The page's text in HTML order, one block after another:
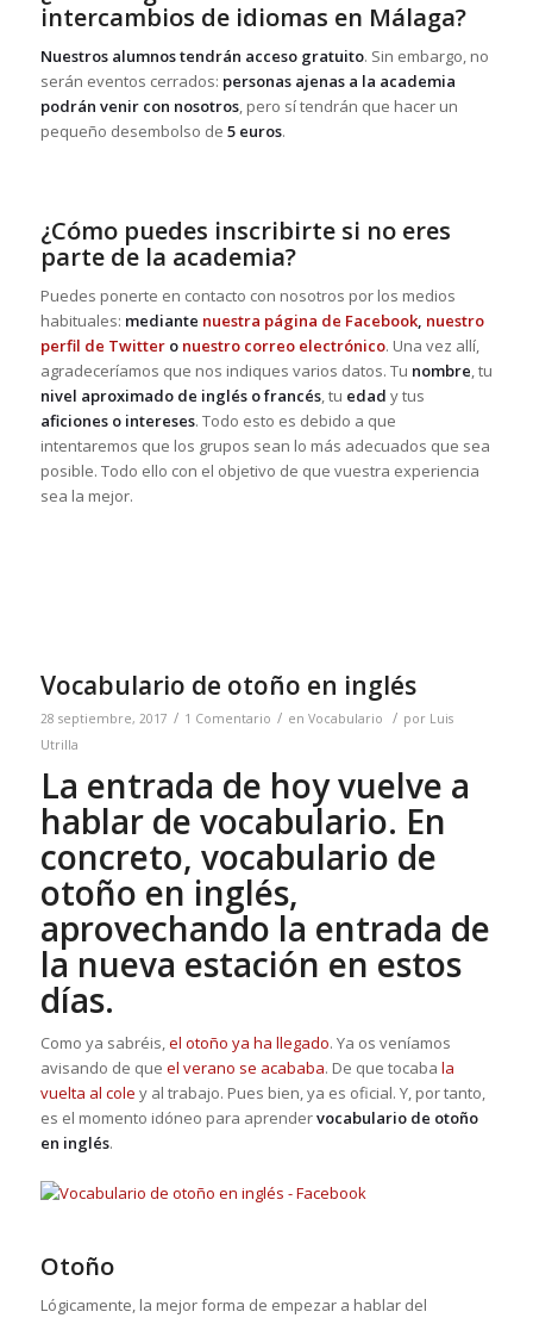
intercambios de idiomas en Málaga?
Nuestros alumnos tendrán acceso gratuito. Sin embargo, no
serán eventos cerrados: personas ajenas a la academia
podrán venir con nosotros, pero sí tendrán que hacer un
pequeño desembolso de 5 euros.
¿Cómo puedes inscribirte si no eres
parte de la academia?
Puedes ponerte en contacto con nosotros por los medios
habituales: mediante nuestra página de Facebook, nuestro
perfil de Twittero nuestro correo electrónico. Una vez allí,
agradeceríamos que nos indiques varios datos. Tu nombre, tu
nivel aproximado de inglés o francés, tu edad y tus
aficiones o intereses. Todo esto es debido a que
intentaremos que los grupos sean lo más adecuados que sea
posible. Todo ello con el objetivo de que vuestra experiencia
sea la mejor.
Vocabulario de otoño en inglés
28 septiembre, 2017 / 1 Comentario / en Vocabulario / por Luis
Utrilla
La entrada de hoy vuelve a
hablar de vocabulario. En
concreto, vocabulario de
otoño en inglés,
aprovechando la entrada de
la nueva estación en estos
días.
Como ya sabréis,el otoño ya ha llegado. Ya os veníamos
avisando de que el verano se acababa. De que tocaba la
vuelta al cole y al trabajo. Pues bien, ya es oficial. Y, por tanto,
es el momento idóneo para aprendervocabulario de otoño
en inglés.
Otoño
Lógicamente, la mejor forma de empezar a hablar del